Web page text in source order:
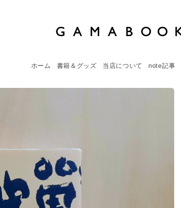
ホーム 書籍＆グッズ 当店について note記事